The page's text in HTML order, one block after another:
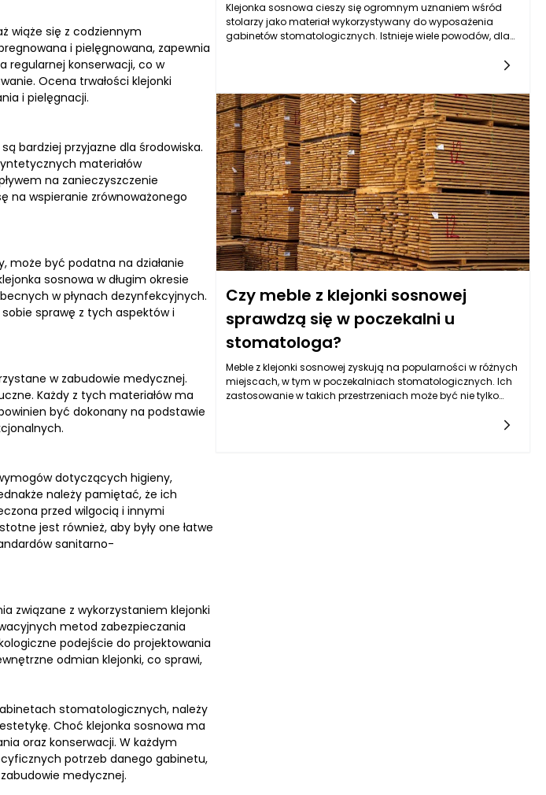
wiąże się z codziennym
i pielęgnowana, zapewnia
regularnej konserwacji, co w
Ocena trwałości klejonki
i pielęgnacji.
bardziej przyjazne dla środowiska.
materiałów
na zanieczyszczenie
na wspieranie zrównoważonego
może być podatna na działanie
sosnowa w długim okresie
w płynach dezynfekcyjnych.
sprawę z tych aspektów i
w zabudowie medycznej.
Każdy z tych materiałów ma
być dokonany na podstawie
dotyczących higieny,
należy pamiętać, że ich
przed wilgocią i innymi
jest również, aby były one łatwe
sanitarno-
związane z wykorzystaniem klejonki
metod zabezpieczania
podejście do projektowania
odmian klejonki, co sprawi,
stomatologicznych, należy
Choć klejonka sosnowa ma
oraz konserwacji. W każdym
potrzeb danego gabinetu,
medycznej.
Klejonka sosnowa cieszy się ogromnym uznaniem wśród
stolarzy jako materiał wykorzystywany do wyposażenia
gabinetów stomatologicznych. Istnieje wiele powodów, dla
drzewo charakteryzuje się doskonałymi właściwościami
mechanicznymi, które sprawiają, że klejonka sosnowa jest
niezwykle stabilna i odporna na różne obciążenia. Dzięki
swojej strukturze, klejonka sosnowa jest w stanie wytrzymać
intensywne użytkowanie, co czyni ją idealnym wyborem do
miejsc, gdzie meble muszą być nie tylko estetyczne, ale i
funkcjonalne.
Czy meble z klejonki sosnowej
sprawdzą się w poczekalni u
stomatologa?
Meble z klejonki sosnowej zyskują na popularności w różnych
miejscach, w tym w poczekalniach stomatologicznych. Ich
zastosowanie w takich przestrzeniach może być nie tylko
materiał, który składa się z kilku warstw drewna sklejonych ze